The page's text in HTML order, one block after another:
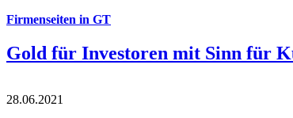
Firmenseiten in GT
Gold für Investoren mit Sinn für
28.06.2021